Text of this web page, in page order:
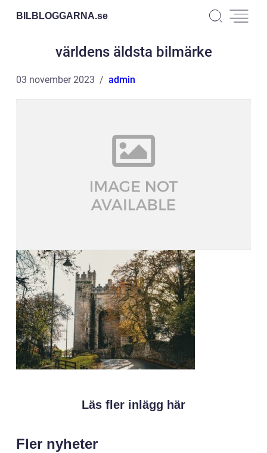
BILBLOGGARNA.se
världens äldsta bilmärke
03 november 2023 admin
Läs fler inlägg här
Fler nyheter